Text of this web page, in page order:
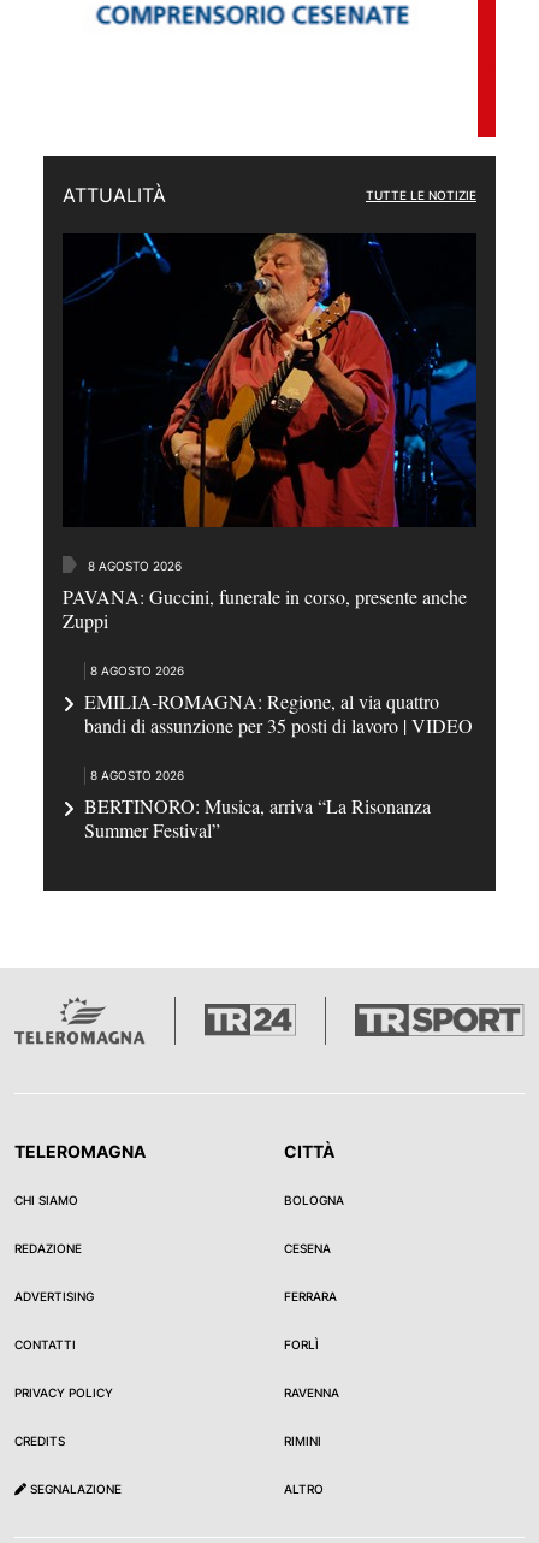
ATTUALITÀ TUTTE LE NOTIZIE
8 AGOSTO 2026
PAVANA: Guccini, funerale in corso, presente anche
Zuppi
8 AGOSTO 2026
EMILIA-ROMAGNA: Regione, al via quattro
bandi di assunzione per 35 posti di lavoro | VIDEO
8 AGOSTO 2026
BERTINORO: Musica, arriva “La Risonanza
Summer Festival”
TELEROMAGNA
CHI SIAMO
REDAZIONE
ADVERTISING
CONTATTI
PRIVACY POLICY
CREDITS
SEGNALAZIONE
CITTÀ
BOLOGNA
CESENA
FERRARA
FORLÌ
RAVENNA
RIMINI
ALTRO